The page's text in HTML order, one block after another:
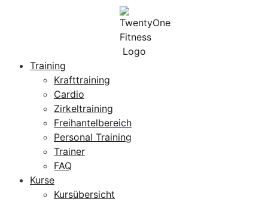
Training
Krafttraining
Cardio
Zirkeltraining
Freihantelbereich
Personal Training
Trainer
FAQ
Kurse
Kursübersicht